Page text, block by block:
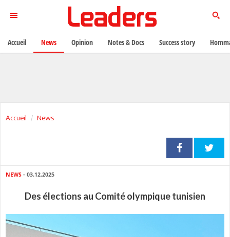
Accueil News
NEWS - 03.12.2025
Des élections au Comité olympique tunisien
Accueil News Opinion Notes & Docs Success story